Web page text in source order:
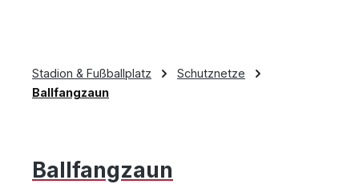
Stadion & Fußballplatz
Schutznetze
Ballfangzaun
Ballfangzaun